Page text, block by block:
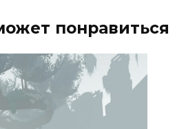
понравиться